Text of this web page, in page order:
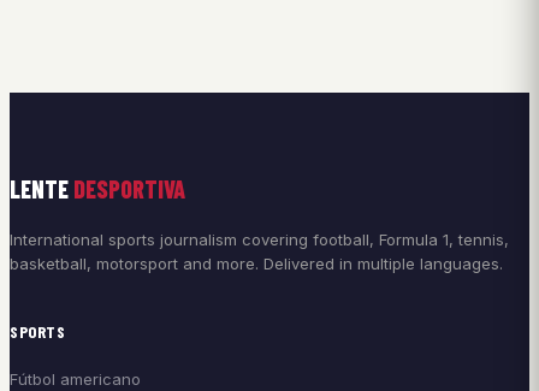
LENTE DESPORTIVA
International sports journalism covering football, Formula 1, tennis,
basketball, motorsport and more. Delivered in multiple languages.
SPORTS
Fútbol americano